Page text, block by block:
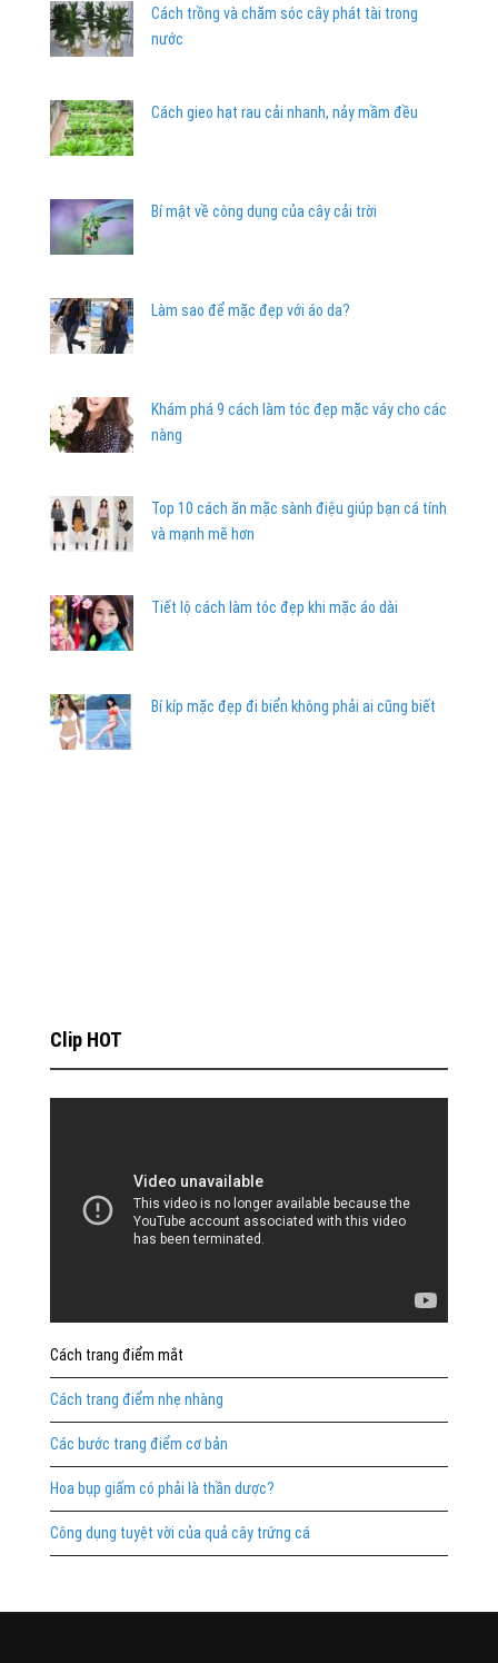
Cách trồng và chăm sóc cây phát tài trong
nước
Cách gieo hạt rau cải nhanh, nảy mầm đều
Bí mật về công dụng của cây cải trời
Làm sao để mặc đẹp với áo da?
Khám phá 9 cách làm tóc đẹp mặc váy cho các
nàng
Top 10 cách ăn mặc sành điệu giúp bạn cá tính
và mạnh mẽ hơn
Tiết lộ cách làm tóc đẹp khi mặc áo dài
Bí kíp mặc đẹp đi biển không phải ai cũng biết
Clip HOT
Cách trang điểm mắt
Cách trang điểm nhẹ nhàng
Các bước trang điểm cơ bản
Hoa bụp giấm có phải là thần dược?
Công dụng tuyệt vời của quả cây trứng cá